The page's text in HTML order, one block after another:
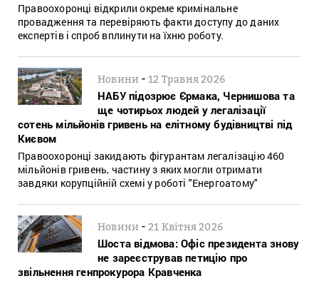
Правоохоронці відкрили окреме кримінальне
провадження та перевіряють факти доступу до даних
експертів і спроб вплинути на їхню роботу.
Новини -12 Травня 2026
НАБУ підозрює Єрмака, Чернишова та
ще чотирьох людей у легалізації
сотень мільйонів гривень на елітному будівництві під
Києвом
Правоохоронці закидають фігурантам легалізацію 460
мільйонів гривень, частину з яких могли отримати
завдяки корупційній схемі у роботі "Енергоатому"
Новини -21 Квітня 2026
Шоста відмова: Офіс президента знову
не зареєстрував петицію про
звільнення генпрокурора Кравченка